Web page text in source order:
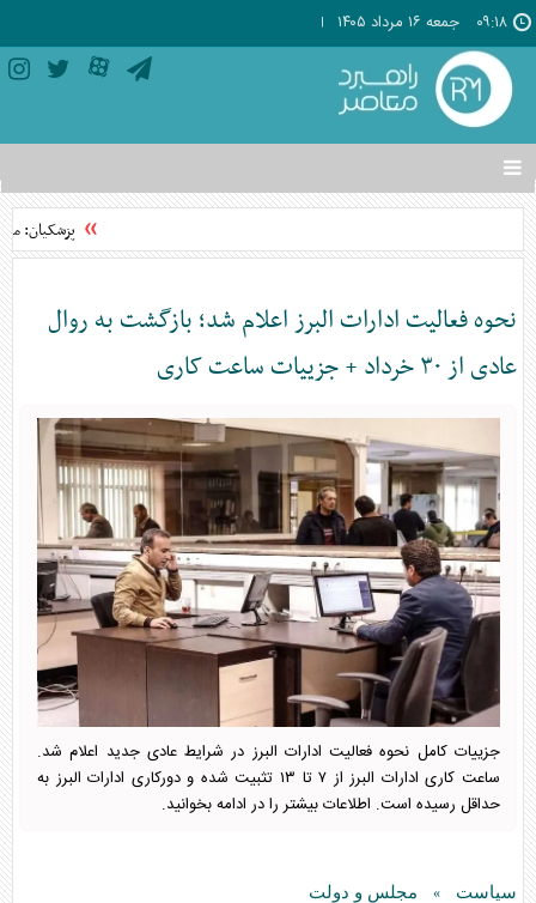
۰۹:۱۸ جمعه ۱۶ مرداد ۱۴۰۵
تغییر
وضعیت
منوی
ها
پزشکیان:
نحوه فعالیت ادارات البرز اعلام شد؛ بازگشت به روال
عادی از ۳۰ خرداد + جزییات ساعت کاری
جزییات کامل نحوه فعالیت ادارات البرز در شرایط عادی جدید اعلام شد.
ساعت کاری ادارات البرز از ۷ تا ۱۳ تثبیت شده و دورکاری ادارات البرز به
حداقل رسیده است. اطلاعات بیشتر را در ادامه بخوانید.
سیاست » مجلس و دولت